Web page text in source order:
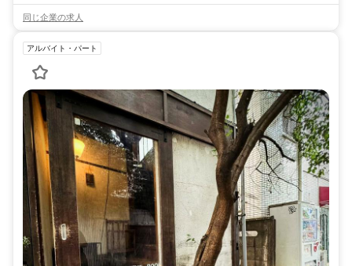
同じ企業の求人
アルバイト・パート